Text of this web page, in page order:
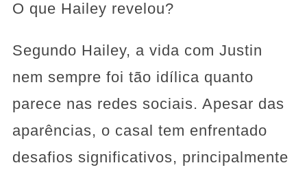
O que Hailey revelou?
Segundo Hailey, a vida com Justin
nem sempre foi tão idílica quanto
parece nas redes sociais. Apesar das
aparências, o casal tem enfrentado
desafios significativos, principalmente